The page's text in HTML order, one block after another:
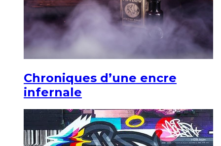
Chroniques d’une encre
infernale